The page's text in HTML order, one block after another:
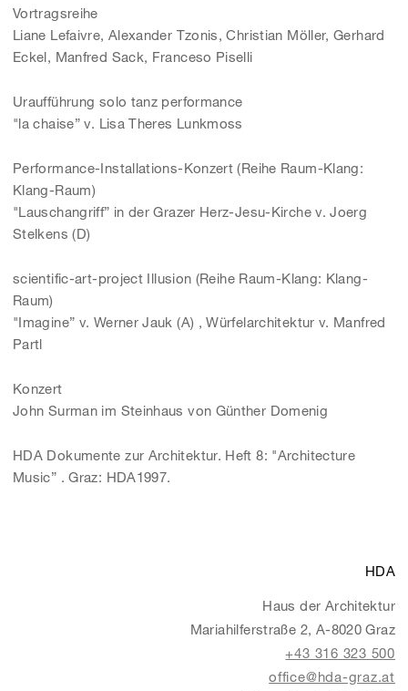
Vortragsreihe
Liane Lefaivre, Alexander Tzonis, Christian Möller, Gerhard
Eckel, Manfred Sack, Franceso Piselli
Uraufführung solo tanz performance
"la chaise” v. Lisa Theres Lunkmoss
Performance-Installations-Konzert (Reihe Raum-Klang:
Klang-Raum)
"Lauschangriff” in der Grazer Herz-Jesu-Kirche v. Joerg
Stelkens (D)
scientific-art-project Illusion (Reihe Raum-Klang: Klang-
Raum)
"Imagine” v. Werner Jauk (A) , Würfelarchitektur v. Manfred
Partl
Konzert
John Surman im Steinhaus von Günther Domenig
HDA Dokumente zur Architektur. Heft 8: "Architecture
Music” . Graz: HDA1997.
HDA
Haus der Architektur
Mariahilferstraße 2, A-8020 Graz
+43 316 323 500
office@hda-graz.at